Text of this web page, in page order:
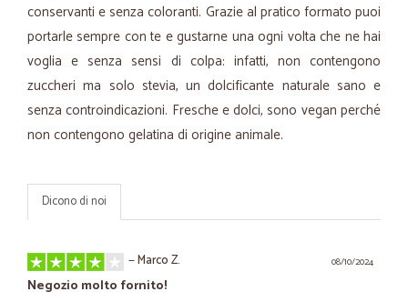
conservanti e senza coloranti. Grazie al pratico formato puoi
portarle sempre con te e gustarne una ogni volta che ne hai
voglia e senza sensi di colpa: infatti, non contengono
zuccheri ma solo stevia, un dolcificante naturale sano e
senza controindicazioni. Fresche e dolci, sono vegan perché
non contengono gelatina di origine animale.
Dicono di noi
08/10/2024
—Marco Z.
Negozio molto fornito!